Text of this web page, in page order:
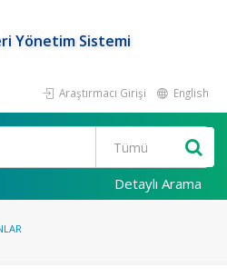
Yönetim Sistemi
Araştırmacı Girişi English
Detaylı Arama